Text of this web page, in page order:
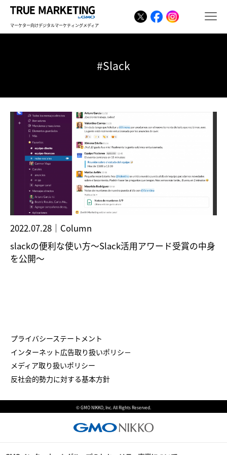
マーケター向けデジタルマーケティングメディア
#Slack
2022.07.28｜ Column
slackの便利な使い方～Slack活用アワード受賞の中身
を公開～
プライバシーステートメント
インターネット広告取り扱いポリシ－
メディア取り扱いポリシー
反社会的勢力に対する基本方針
© GMO NIKKO, Inc. All Rights Reserved.